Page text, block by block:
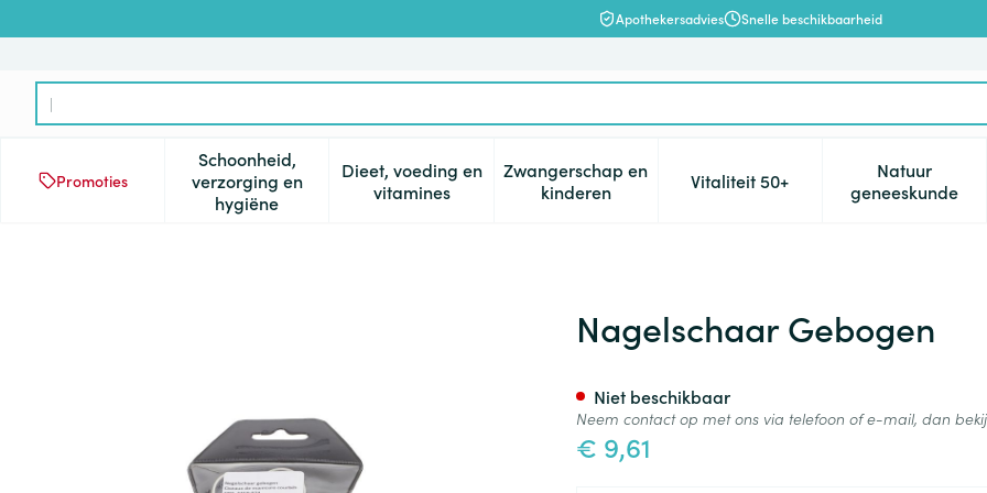
Apothekersadvies Snelle beschikbaarheid
Product, merk, categorie...
Promoties
Schoonheid,
verzorging en
hygiëne
Toon submenu voor Schoonheid, verzorging en hygiëne categorie
Dieet, voeding en
vitaminesToon submenu voor Dieet, voeding en vitamines categorie
Zwangerschap en
kinderenToon submenu voor Zwangerschap en kinderen
Vitaliteit 50+Toon submenu voor Vitaliteit
Natuur
geneeskunde
Toon
Nagelschaar Gebogen
€ 9,61
Niet beschikbaar
Neem contact op met ons via telefoon of e-mail, dan